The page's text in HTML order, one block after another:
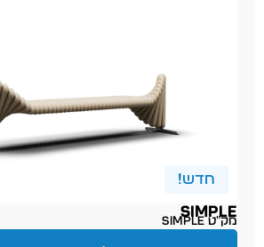
חדש!
SIMPLE
מק״ט simple